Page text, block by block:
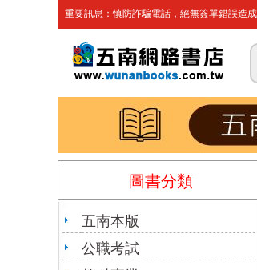
重要訊息：慎防詐騙電話，絕無簽單錯誤造
圖書分類
五南本版
公職考試